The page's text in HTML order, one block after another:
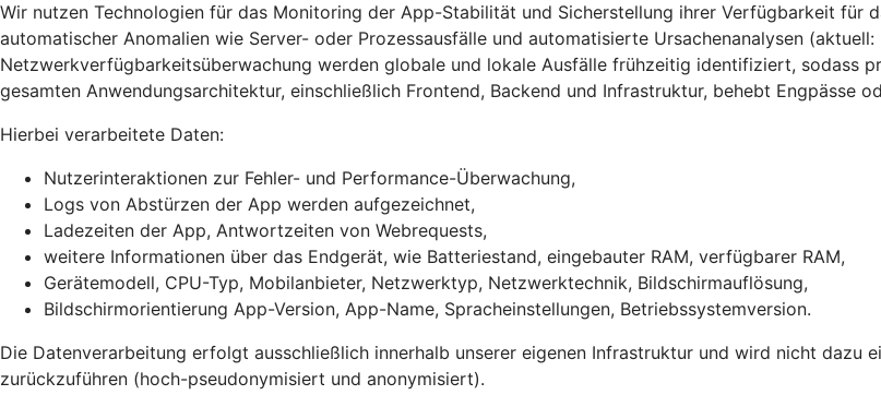
Wir nutzen Technologien für das Monitoring der App-Stabilität und Sicherstellung ihrer Verfügbarkeit für
automatischer Anomalien wie Server- oder Prozessausfälle und automatisierte Ursachenanalysen
Netzwerkverfügbarkeitsüberwachung werden globale und lokale Ausfälle frühzeitig identifiziert, sodass
gesamten Anwendungsarchitektur, einschließlich Frontend, Backend und Infrastruktur, behebt Engpässe
Hierbei verarbeitete Daten:
Nutzerinteraktionen zur Fehler- und Performance-Überwachung,
Logs von Abstürzen der App werden aufgezeichnet,
Ladezeiten der App, Antwortzeiten von Webrequests,
weitere Informationen über das Endgerät, wie Batteriestand, eingebauter RAM, verfügbarer RAM,
Gerätemodell, CPU-Typ, Mobilanbieter, Netzwerktyp, Netzwerktechnik, Bildschirmauflösung,
Bildschirmorientierung App-Version, App-Name, Spracheinstellungen, Betriebssystemversion.
Die Datenverarbeitung erfolgt ausschließlich innerhalb unserer eigenen Infrastruktur und wird nicht
zurückzuführen (hoch-pseudonymisiert und anonymisiert).